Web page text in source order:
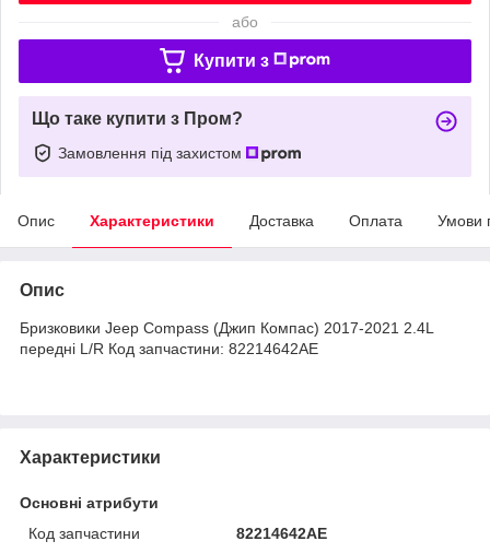
або
Купити з
Що таке купити з Пром?
Замовлення під захистом
Опис Характеристики Доставка Оплата Умови
Опис
Бризковики Jeep Compass (Джип Компас) 2017-2021 2.4L
передні L/R Код запчастини: 82214642AE
Характеристики
Основні атрибути
Код запчастини
82214642AE